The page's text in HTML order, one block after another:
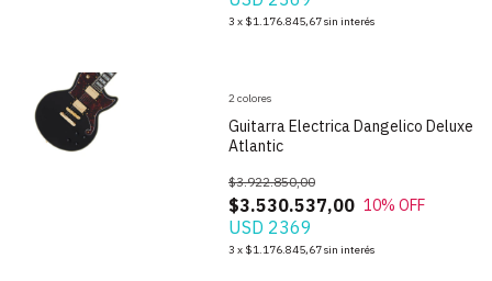
3 x $1.176.845,67sin interés
Guitarra Electrica Dangelico Deluxe
Atlantic
$3.530.537,00
$3.922.850,00
10% OFF
USD 2369
3 x $1.176.845,67sin interés
2 colores